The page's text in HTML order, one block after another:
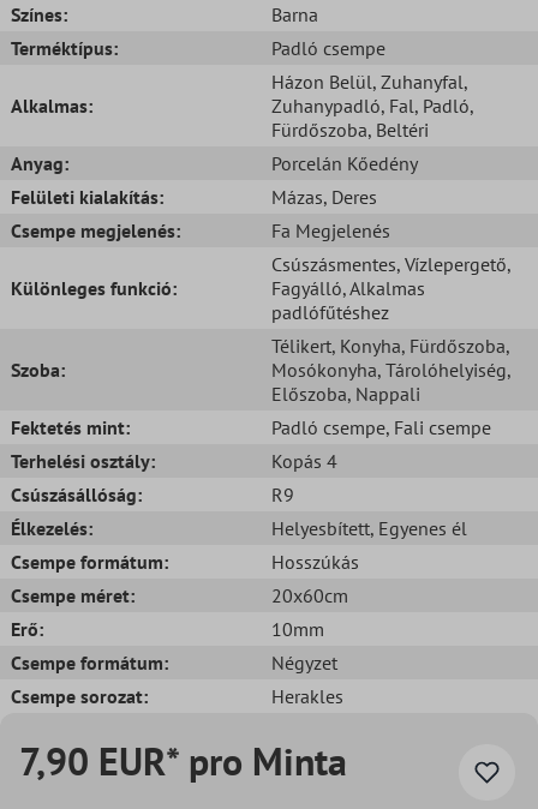
Színes:
Barna
Terméktípus:
Padló csempe
Alkalmas:
Házon Belül, Zuhanyfal,
Zuhanypadló, Fal, Padló,
Fürdőszoba, Beltéri
Anyag:
Porcelán Kőedény
Felületi kialakítás:
Mázas, Deres
Csempe megjelenés:
Fa Megjelenés
Különleges funkció:
Csúszásmentes, Vízlepergető,
Fagyálló, Alkalmas
padlófűtéshez
Szoba:
Télikert, Konyha, Fürdőszoba,
Mosókonyha, Tárolóhelyiség,
Előszoba, Nappali
Fektetés mint:
Padló csempe, Fali csempe
Terhelési osztály:
Kopás 4
Csúszásállóság:
R9
Élkezelés:
Helyesbített, Egyenes él
Csempe formátum:
Hosszúkás
Csempe méret:
20x60cm
Erő:
10mm
Csempe formátum:
Négyzet
Csempe sorozat:
Herakles
7,90 EUR* pro Minta